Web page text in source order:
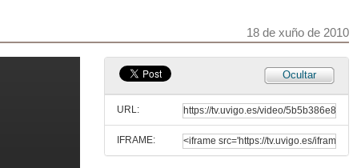
18 de xuño de 2010
Ocultar
URL:
IFRAME:
18 de xuño de 2010